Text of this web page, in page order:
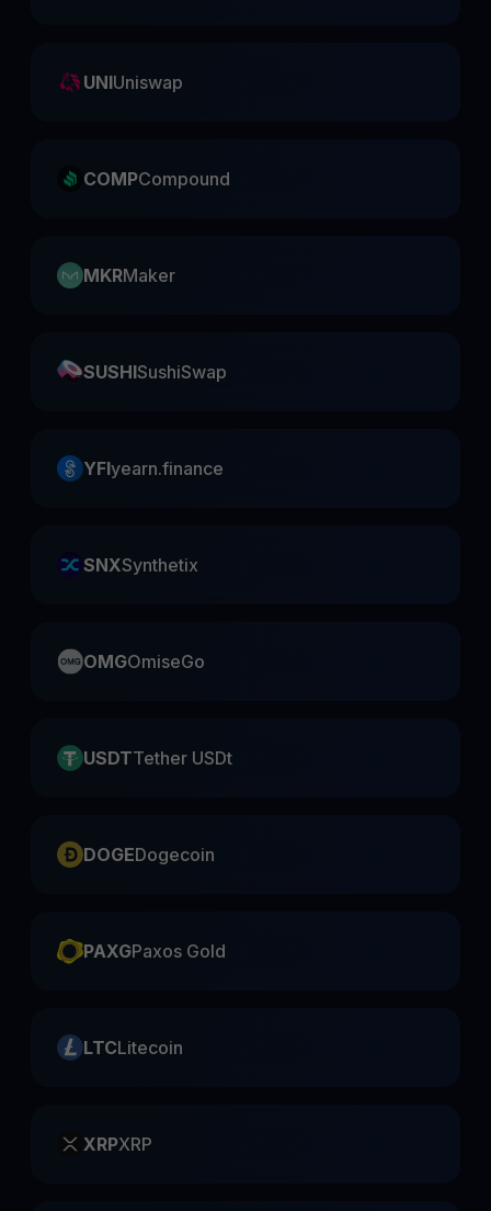
UNIUniswap
COMPCompound
MKRMaker
SUSHISushiSwap
YFIyearn.finance
SNXSynthetix
OMGOmiseGo
USDTTether USDt
DOGEDogecoin
PAXGPaxos Gold
LTCLitecoin
XRPXRP